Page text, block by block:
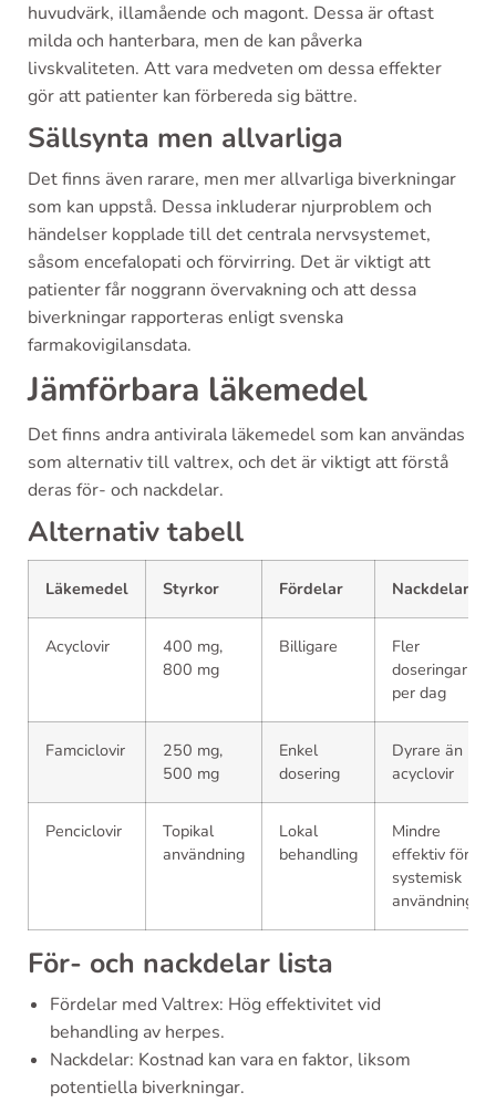
huvudvärk, illamående och magont. Dessa är oftast
milda och hanterbara, men de kan påverka
livskvaliteten. Att vara medveten om dessa effekter
gör att patienter kan förbereda sig bättre.
Sällsynta men allvarliga
Det finns även rarare, men mer allvarliga biverkningar
som kan uppstå. Dessa inkluderar njurproblem och
händelser kopplade till det centrala nervsystemet,
såsom encefalopati och förvirring. Det är viktigt att
patienter får noggrann övervakning och att dessa
biverkningar rapporteras enligt svenska
farmakovigilansdata.
Jämförbara läkemedel
Det finns andra antivirala läkemedel som kan användas
som alternativ till valtrex, och det är viktigt att förstå
deras för- och nackdelar.
Alternativ tabell
Läkemedel Styrkor Fördelar Nackdelar
Acyclovir
400 mg,
800 mg
Billigare
Fler
doseringar
per dag
Famciclovir
250 mg,
500 mg
Enkel
dosering
Dyrare än
acyclovir
Penciclovir
Topikal
användning
Lokal
behandling
Mindre
effektiv för
systemisk
användning
För- och nackdelar lista
Fördelar med Valtrex: Hög effektivitet vid
behandling av herpes.
Nackdelar: Kostnad kan vara en faktor, liksom
potentiella biverkningar.